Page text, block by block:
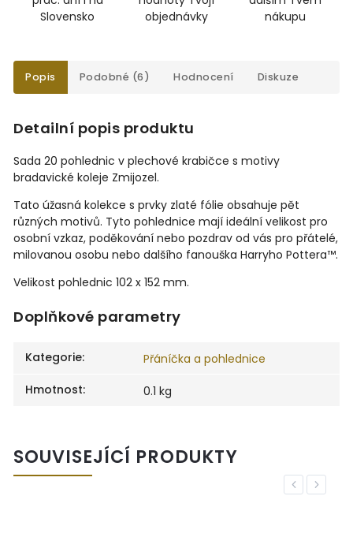
Slovensko
objednávky
nákupu
Popis Podobné (6) Hodnocení Diskuze
Detailní popis produktu
Sada 20 pohlednic v plechové krabičce s motivy
bradavické koleje Zmijozel.
Tato úžasná kolekce s prvky zlaté fólie obsahuje pět
různých motivů. Tyto pohlednice mají ideální velikost pro
osobní vzkaz, poděkování nebo pozdrav od vás pro přátelé,
milovanou osobu nebo dalšího fanouška Harryho Pottera™.
Velikost pohlednic 102 x 152 mm.
Doplňkové parametry
Kategorie:
Přáníčka a pohlednice
Hmotnost: 0.1 kg
SOUVISEJÍCÍ PRODUKTY
Previous
Next